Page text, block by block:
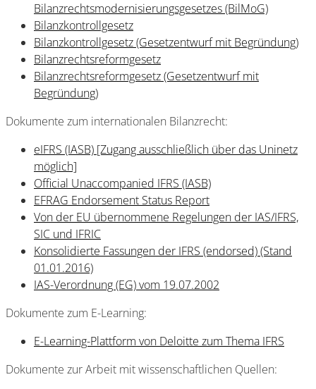
Bilanzrechtsmodernisierungsgesetzes (BilMoG)
Bilanzkontrollgesetz
Bilanzkontrollgesetz (Gesetzentwurf mit Begründung)
Bilanzrechtsreformgesetz
Bilanzrechtsreformgesetz (Gesetzentwurf mit
Begründung)
Dokumente zum internationalen Bilanzrecht:
eIFRS (IASB) [Zugang ausschließlich über das Uninetz
möglich]
Official Unaccompanied IFRS (IASB)
EFRAG Endorsement Status Report
Von der EU übernommene Regelungen der IAS/IFRS,
SIC und IFRIC
Konsolidierte Fassungen der IFRS (endorsed) (Stand
01.01.2016)
IAS-Verordnung (EG) vom 19.07.2002
Dokumente zum E-Learning:
E-Learning-Plattform von Deloitte zum Thema IFRS
Dokumente zur Arbeit mit wissenschaftlichen Quellen: